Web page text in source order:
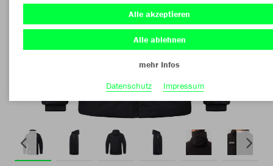
Alle akzeptieren
Alle ablehnen
mehr Infos
Datenschutz
Impressum